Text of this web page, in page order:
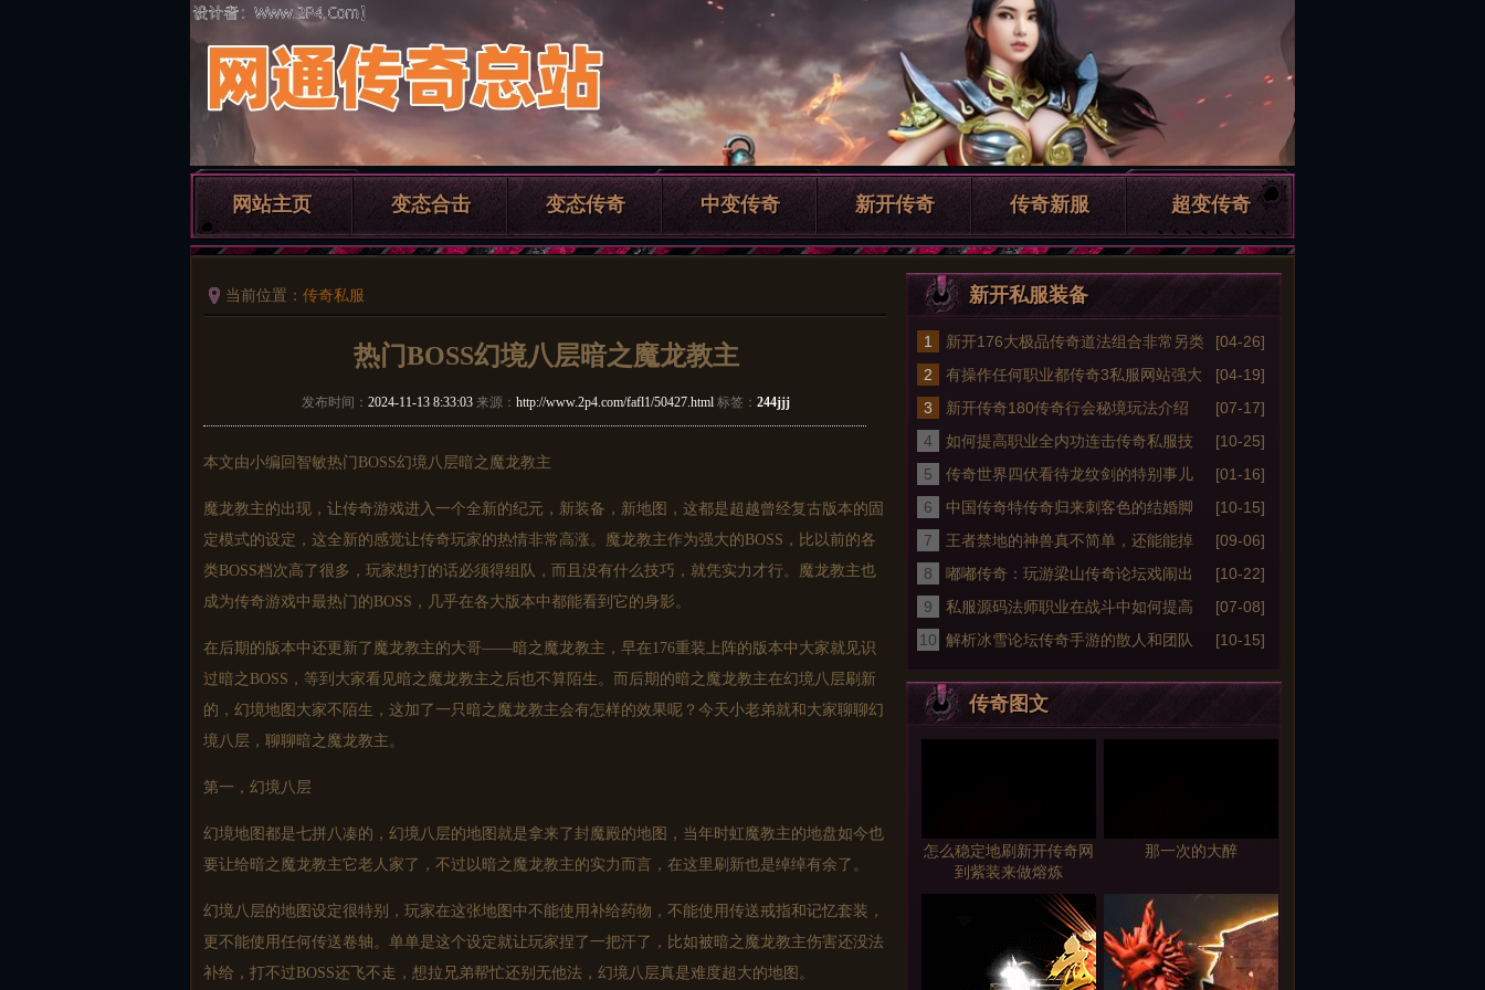
网站主页 变态合击 变态传奇 中变传奇 新开传奇 传奇新服 超变传奇
当前位置： 传奇私服
热门BOSS幻境八层暗之魔龙教主
发布时间： 2024-11-13 8:33:03 来源： http://www.2p4.com/fafl1/50427.html 标签： 244jjj
本文由小编回智敏热门BOSS幻境八层暗之魔龙教主
魔龙教主的出现，让传奇游戏进入一个全新的纪元，新装备，新地图，这都是超越曾经复古版本的固
定模式的设定，这全新的感觉让传奇玩家的热情非常高涨。魔龙教主作为强大的BOSS，比以前的各
类BOSS档次高了很多，玩家想打的话必须得组队，而且没有什么技巧，就凭实力才行。魔龙教主也
成为传奇游戏中最热门的BOSS，几乎在各大版本中都能看到它的身影。
在后期的版本中还更新了魔龙教主的大哥——暗之魔龙教主，早在176重装上阵的版本中大家就见识
过暗之BOSS，等到大家看见暗之魔龙教主之后也不算陌生。而后期的暗之魔龙教主在幻境八层刷新
的，幻境地图大家不陌生，这加了一只暗之魔龙教主会有怎样的效果呢？今天小老弟就和大家聊聊幻
境八层，聊聊暗之魔龙教主。
第一，幻境八层
幻境地图都是七拼八凑的，幻境八层的地图就是拿来了封魔殿的地图，当年时虹魔教主的地盘如今也
要让给暗之魔龙教主它老人家了，不过以暗之魔龙教主的实力而言，在这里刷新也是绰绰有余了。
幻境八层的地图设定很特别，玩家在这张地图中不能使用补给药物，不能使用传送戒指和记忆套装，
更不能使用任何传送卷轴。单单是这个设定就让玩家捏了一把汗了，比如被暗之魔龙教主伤害还没法
补给，打不过BOSS还飞不走，想拉兄弟帮忙还别无他法，幻境八层真是难度超大的地图。
新开私服装备
1
新开176大极品传奇道法组合非常另类
的升180极品合击级道路找到合适的刷
怪地图
[04-26]
2
有操作任何职业都传奇3私服网站强大
[04-19]
3
新开传奇180传奇行会秘境玩法介绍
[07-17]
4
如何提高职业全内功连击传奇私服技
能水平呢
[10-25]
5
传奇世界四伏看待龙纹剑的特别事儿
黄金龙纹剑属性怎么
[01-16]
6
中国传奇特传奇归来刺客色的结婚脚
本
[10-15]
7
王者禁地的神兽真不简单，还能能掉
落《召唤神兽》
[09-06]
8
嘟嘟传奇：玩游梁山传奇论坛戏闹出
的奇葩事件
[10-22]
9
私服源码法师职业在战斗中如何提高
生存能力？
[07-08]
10 解析冰雪论坛传奇手游的散人和团队
[10-15]
传奇图文
怎么稳定地刷新开传奇网
到紫装来做熔炼
那一次的大醉